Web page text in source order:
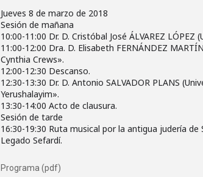
Jueves 8 de marzo de 2018
Sesión de mañana
10:00-11:00 Dr. D. Cristóbal José ÁLVAREZ
11:00-12:00 Dra. D. Elisabeth FERNÁNDEZ
Cynthia Crews».
12:00-12:30 Descanso.
12:30-13:30 Dr. D. Antonio SALVADOR PLANS
Yerushalayim».
13:30-14:00 Acto de clausura.
Sesión de tarde
16:30-19:30 Ruta musical por la antigua judería
Legado Sefardí.
Programa (pdf)